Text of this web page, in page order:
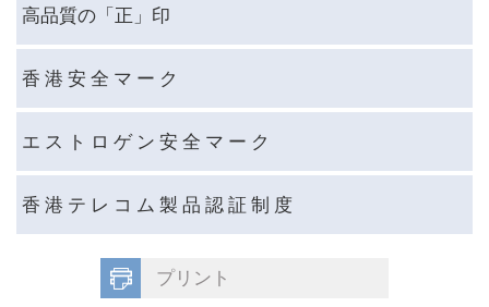
高品質の「正」印
香 港 安 全 マ ー ク
エ ス ト ロ ゲ ン 安 全 マ ー ク
香 港 テ レ コ ム 製 品 認 証 制 度
プリント